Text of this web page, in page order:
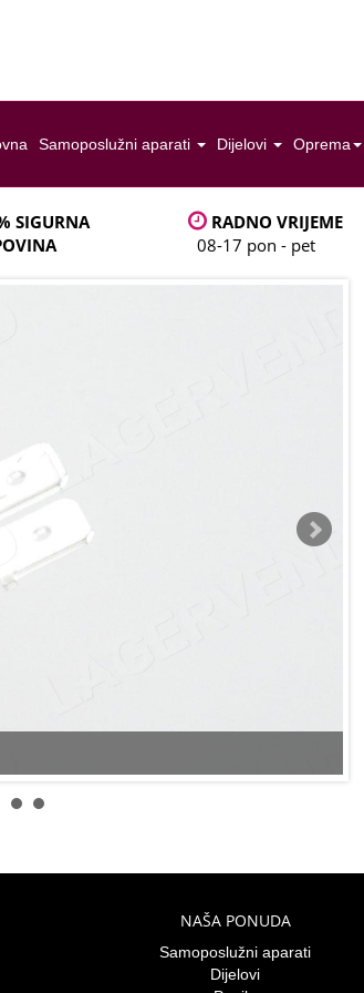
Samoposlužni aparati Dijelovi Oprema
SIGURNA
RADNO VRIJEME
08-17 pon - pet
NAŠA PONUDA
Samoposlužni aparati
Dijelovi